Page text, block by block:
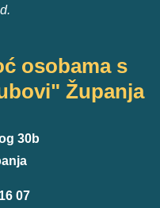
osobama s
Županja
30b
07